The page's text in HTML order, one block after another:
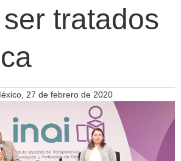
tratados
27 de febrero de 2020